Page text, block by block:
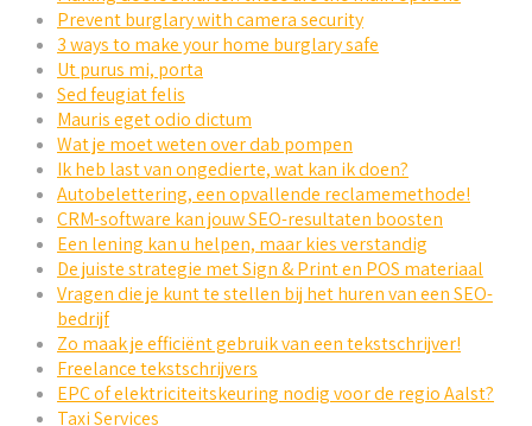
Prevent burglary with camera security
3 ways to make your home burglary safe
Ut purus mi, porta
Sed feugiat felis
Mauris eget odio dictum
Wat je moet weten over dab pompen
Ik heb last van ongedierte, wat kan ik doen?
Autobelettering, een opvallende reclamemethode!
CRM-software kan jouw SEO-resultaten boosten
Een lening kan u helpen, maar kies verstandig
De juiste strategie met Sign & Print en POS materiaal
Vragen die je kunt te stellen bij het huren van een SEO-
bedrijf
Zo maak je efficiënt gebruik van een tekstschrijver!
Freelance tekstschrijvers
EPC of elektriciteitskeuring nodig voor de regio Aalst?
Taxi Services